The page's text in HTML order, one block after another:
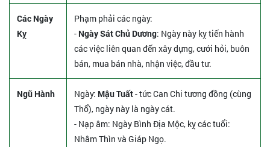
Các Ngày
Kỵ
Phạm phải các ngày:
- Ngày Sát Chủ Dương: Ngày này kỵ tiến hành
các việc liên quan đến xây dựng, cưới hỏi, buôn
bán, mua bán nhà, nhận việc, đầu tư.
Ngũ Hành Ngày: Mậu Tuất- tức Can Chi tương đồng (cùng
Thổ), ngày này là ngày cát.
- Nạp âm: Ngày Bình Địa Mộc, kỵ các tuổi:
Nhâm Thìn và Giáp Ngọ.